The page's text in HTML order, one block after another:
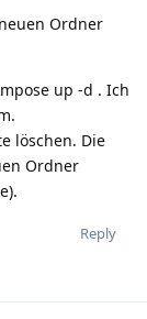
Ordner
up -d . Ich
löschen. Die
Ordner
Reply